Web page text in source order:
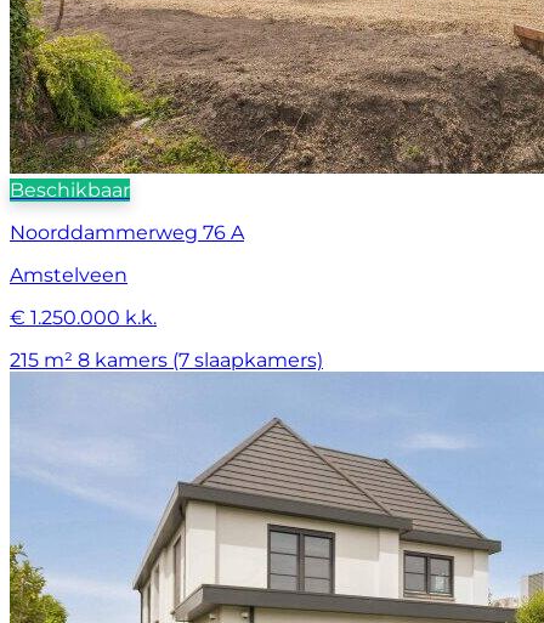
Beschikbaar
Noorddammerweg 76 A
Amstelveen
€ 1.250.000 k.k.
215 m² 8 kamers (7 slaapkamers)